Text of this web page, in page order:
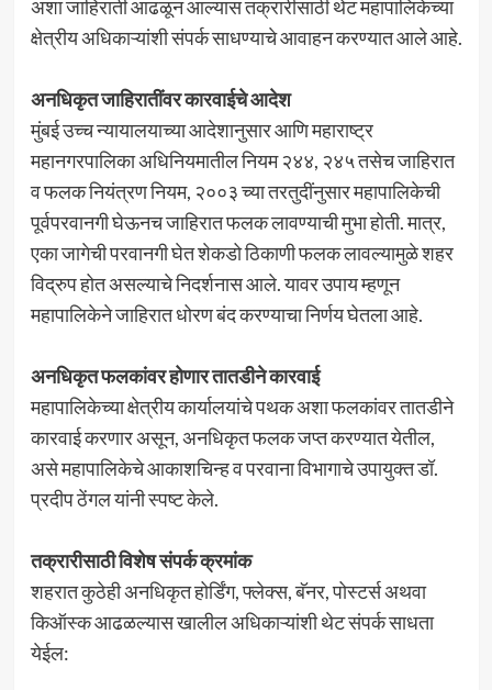
अशा जाहिराती आढळून आल्यास तक्रारीसाठी थेट महापालिकेच्या
क्षेत्रीय अधिकाऱ्यांशी संपर्क साधण्याचे आवाहन करण्यात आले आहे.
अनधिकृत जाहिरातींवर कारवाईचे आदेश
मुंबई उच्च न्यायालयाच्या आदेशानुसार आणि महाराष्ट्र
महानगरपालिका अधिनियमातील नियम २४४, २४५ तसेच जाहिरात
व फलक नियंत्रण नियम, २००३ च्या तरतुदींनुसार महापालिकेची
पूर्वपरवानगी घेऊनच जाहिरात फलक लावण्याची मुभा होती. मात्र,
एका जागेची परवानगी घेत शेकडो ठिकाणी फलक लावल्यामुळे शहर
विद्रुप होत असल्याचे निदर्शनास आले. यावर उपाय म्हणून
महापालिकेने जाहिरात धोरण बंद करण्याचा निर्णय घेतला आहे.
अनधिकृत फलकांवर होणार तातडीने कारवाई
महापालिकेच्या क्षेत्रीय कार्यालयांचे पथक अशा फलकांवर तातडीने
कारवाई करणार असून, अनधिकृत फलक जप्त करण्यात येतील,
असे महापालिकेचे आकाशचिन्ह व परवाना विभागाचे उपायुक्त डॉ.
प्रदीप ठेंगल यांनी स्पष्ट केले.
तक्रारीसाठी विशेष संपर्क क्रमांक
शहरात कुठेही अनधिकृत होर्डिंग, फ्लेक्स, बॅनर, पोस्टर्स अथवा
किऑस्क आढळल्यास खालील अधिकाऱ्यांशी थेट संपर्क साधता
येईल: